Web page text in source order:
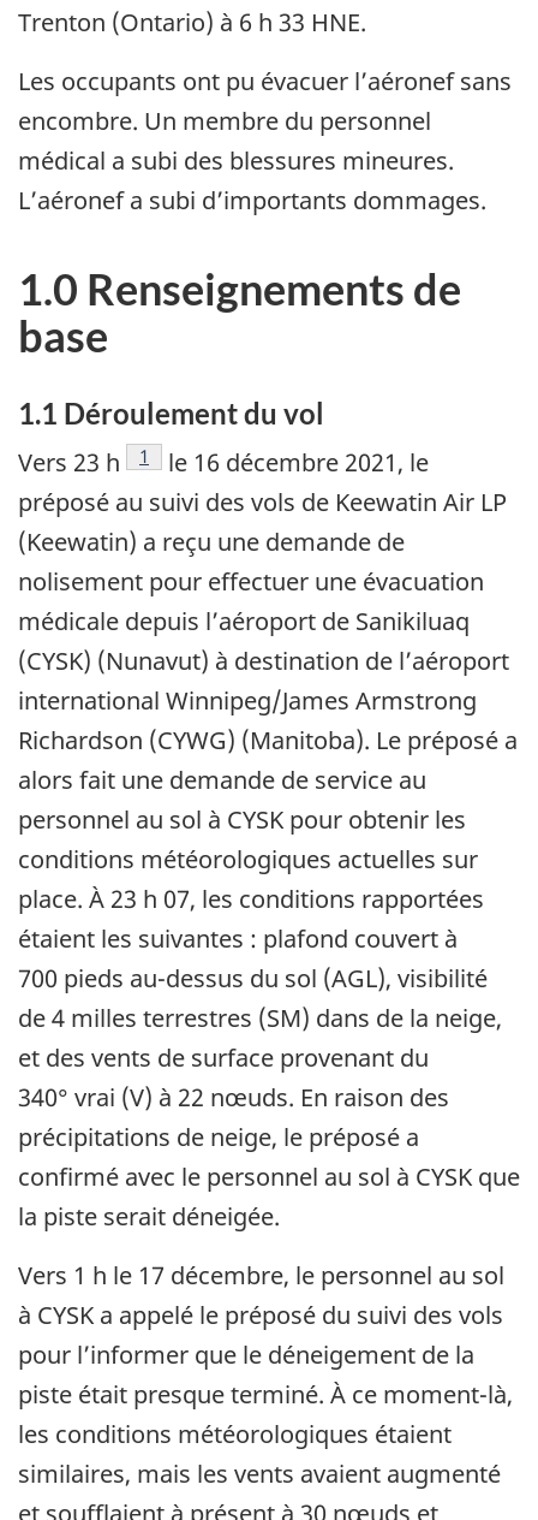
Trenton (Ontario) à 6 h 33 HNE.
Les occupants ont pu évacuer l’aéronef sans
encombre. Un membre du personnel
médical a subi des blessures mineures.
L’aéronef a subi d’importants dommages.
1.0 Renseignements de
base
1.1 Déroulement du vol
Vers 23 h 1
le 16 décembre 2021, le
préposé au suivi des vols de Keewatin Air LP
(Keewatin) a reçu une demande de
nolisement pour effectuer une évacuation
médicale depuis l’aéroport de Sanikiluaq
(CYSK) (Nunavut) à destination de l’aéroport
international Winnipeg/James Armstrong
Richardson (CYWG) (Manitoba). Le préposé a
alors fait une demande de service au
personnel au sol à CYSK pour obtenir les
conditions météorologiques actuelles sur
place. À 23 h 07, les conditions rapportées
étaient les suivantes : plafond couvert à
700 pieds au-dessus du sol (AGL), visibilité
de 4 milles terrestres (SM) dans de la neige,
et des vents de surface provenant du
340° vrai (V) à 22 nœuds. En raison des
précipitations de neige, le préposé a
confirmé avec le personnel au sol à CYSK que
la piste serait déneigée.
Vers 1 h le 17 décembre, le personnel au sol
à CYSK a appelé le préposé du suivi des vols
pour l’informer que le déneigement de la
piste était presque terminé. À ce moment-là,
les conditions météorologiques étaient
similaires, mais les vents avaient augmenté
et soufflaient à présent à 30 nœuds et